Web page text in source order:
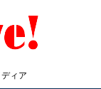
ィア